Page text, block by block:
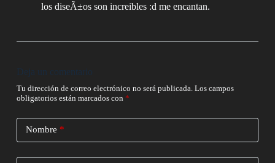
los diseÃ±os son increibles :d me encantan.
Deja un comentario
Tu dirección de correo electrónico no será publicada. Los campos
obligatorios están marcados con *
Nombre *